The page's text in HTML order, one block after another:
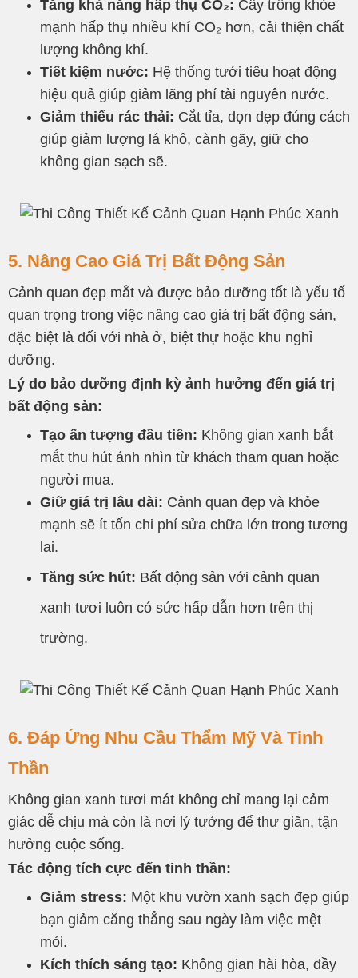
Tăng khả năng hấp thụ CO₂: Cây trồng khỏe
mạnh hấp thụ nhiều khí CO₂ hơn, cải thiện chất
lượng không khí.
Tiết kiệm nước: Hệ thống tưới tiêu hoạt động
hiệu quả giúp giảm lãng phí tài nguyên nước.
Giảm thiểu rác thải: Cắt tỉa, dọn dẹp đúng cách
giúp giảm lượng lá khô, cành gãy, giữ cho
không gian sạch sẽ.
5. Nâng Cao Giá Trị Bất Động Sản
Cảnh quan đẹp mắt và được bảo dưỡng tốt là yếu tố
quan trọng trong việc nâng cao giá trị bất động sản,
đặc biệt là đối với nhà ở, biệt thự hoặc khu nghỉ
dưỡng.
Lý do bảo dưỡng định kỳ ảnh hưởng đến giá trị
bất động sản:
Tạo ấn tượng đầu tiên: Không gian xanh bắt
mắt thu hút ánh nhìn từ khách tham quan hoặc
người mua.
Giữ giá trị lâu dài: Cảnh quan đẹp và khỏe
mạnh sẽ ít tốn chi phí sửa chữa lớn trong tương
lai.
Tăng sức hút: Bất động sản với cảnh quan
xanh tươi luôn có sức hấp dẫn hơn trên thị
trường.
6. Đáp Ứng Nhu Cầu Thẩm Mỹ Và Tinh
Thần
Không gian xanh tươi mát không chỉ mang lại cảm
giác dễ chịu mà còn là nơi lý tưởng để thư giãn, tận
hưởng cuộc sống.
Tác động tích cực đến tinh thần:
Giảm stress: Một khu vườn xanh sạch đẹp giúp
bạn giảm căng thẳng sau ngày làm việc mệt
mỏi.
Kích thích sáng tạo: Không gian hài hòa, đầy